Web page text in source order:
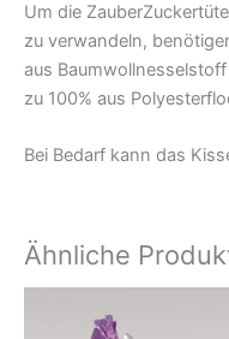
Um die
zu verwandeln,
aus
zu 100% aus
Bei Bedarf kann das
Ähnliche